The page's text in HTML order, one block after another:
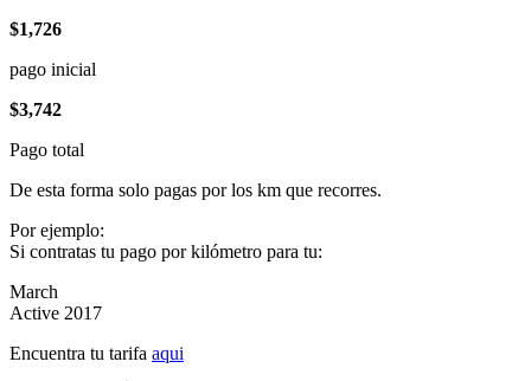
$1,726
pago inicial
$3,742
Pago total
De esta forma solo pagas por los km que recorres.
Por ejemplo:
Si contratas tu pago por kilómetro para tu:
March
Active 2017
Encuentra tu tarifa aqui